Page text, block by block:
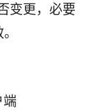
变更，必要
端